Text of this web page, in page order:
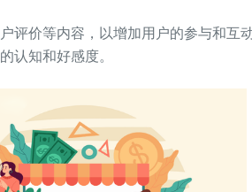
价等内容，以增加用户的参与和互
认知和好感度。